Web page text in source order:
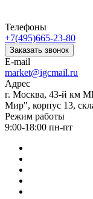
Телефоны
+7(495)665-23-80
Заказать звонок
E-mail
market@igcmail.ru
Адрес
г. Москва, 43-й км
Мир", корпус 13,
Режим работы
9:00-18:00 пн-пт